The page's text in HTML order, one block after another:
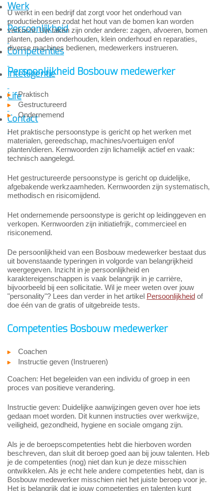
Werk
Persoonlijkheid
Competenties
Intelligentie
Life
Contact
U werkt in een bedrijf dat zorgt voor het onderhoud van
productiebossen zodat het hout van de bomen kan worden
verkocht. Uw taken zijn onder andere: zagen, afvoeren, bomen
planten, paden onderhouden, klein onderhoud en reparaties,
diverse machines bedienen, medewerkers instrueren.
Persoonlijkheid Bosbouw medewerker
Praktisch
Gestructureerd
Ondernemend
Het praktische persoonstype is gericht op het werken met
materialen, gereedschap, machines/voertuigen en/of
planten/dieren. Kernwoorden zijn lichamelijk actief en vaak:
technisch aangelegd.
Het gestructureerde persoonstype is gericht op duidelijke,
afgebakende werkzaamheden. Kernwoorden zijn systematisch,
methodisch en risicomijdend.
Het ondernemende persoonstype is gericht op leidinggeven en
verkopen. Kernwoorden zijn initiatiefrijk, commercieel en
risiconemend.
De persoonlijkheid van een Bosbouw medewerker bestaat dus
uit bovenstaande typeringen in volgorde van belangrijkheid
weergegeven. Inzicht in je persoonlijkheid en
karaktereigenschappen is vaak belangrijk in je carrière,
bijvoorbeeld bij een sollicitatie. Wil je meer weten over jouw
"personality"? Lees dan verder in het artikel Persoonlijkheid of
doe één van de gratis of uitgebreide tests.
Competenties Bosbouw medewerker
Coachen
Instructie geven (Instrueren)
Coachen: Het begeleiden van een individu of groep in een
proces van positieve verandering.
Instructie geven: Duidelijke aanwijzingen geven over hoe iets
gedaan moet worden. Dit kunnen instructies over werkwijze,
veiligheid, gezondheid, hygiene en sociale omgang zijn.
Als je de beroepscompetenties hebt die hierboven worden
beschreven, dan sluit dit beroep goed aan bij jouw talenten. Heb
je de competenties (nog) niet dan kun je deze misschien
ontwikkelen. Als je echt hele andere competenties hebt, dan is
Bosbouw medewerker misschien niet het juiste beroep voor je.
Het is belangrijk dat je jouw competenties en talenten kunt